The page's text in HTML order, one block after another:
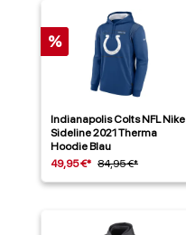
%
Indianapolis Colts NFL Nike
Sideline 2021 Therma
Hoodie Blau
49,95 €* 84,95 €*